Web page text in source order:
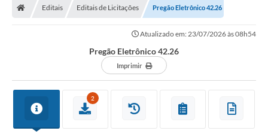
Editais Editais de Licitações Pregão Eletrônico 42.26
Atualizado em: 23/07/2026 às 08h54
Pregão Eletrônico 42.26
Imprimir
2